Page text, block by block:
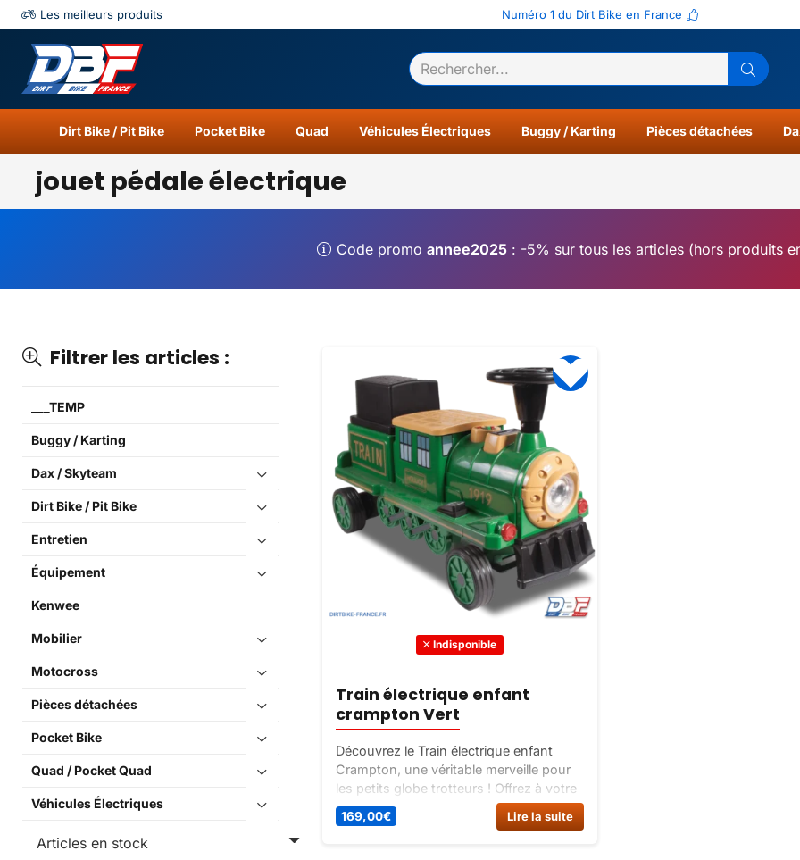
Les meilleurs produits Numéro 1 du Dirt Bike en France
Dirt Bike / Pit Bike Pocket Bike Quad Véhicules Électriques Buggy / Karting Pièces détachées
jouet pédale électrique
Code promoannee2025 : -5% sur tous les articles (hors produits
Filtrer les articles :
___TEMP
Buggy / Karting
Dax / Skyteam
Dirt Bike / Pit Bike
Entretien
Équipement
Kenwee
Mobilier
Motocross
Pièces détachées
Pocket Bike
Quad / Pocket Quad
Véhicules Électriques
Indisponible
Train électrique enfant
crampton Vert
Découvrez le Train électrique enfant
Crampton, une véritable merveille pour
les petits globe trotteurs ! Offrez à votre
enfant des heures de plaisir et
d’imagination avec ce train électrique
169,00€ Lire la suite
Catégories Résultats 0